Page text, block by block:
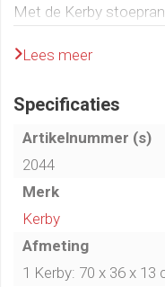
Met de Kerby
Kerby mee naar de
een piepklein stukje
Kerby neer te leggen.
De Kerby is gemaakt
grips voor aan de
DeMooffz trefbal
stoepranden.
Lees meer
Specificaties
Artikelnummer (s)
2044
Merk
Kerby
Afmeting
1 Kerby: 70 x 36 x 13